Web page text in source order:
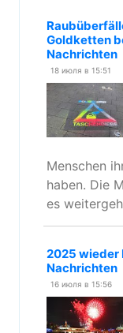
Goldketten
Nachrichten
18 июля в 15:51
Menschen
haben. Die
es
2025 wieder
Nachrichten
16 июля в 15:56